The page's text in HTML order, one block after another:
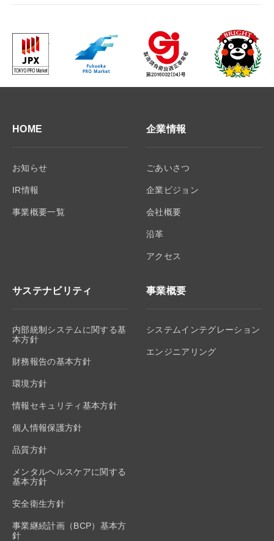
HOME
お知らせ
IR情報
事業概要一覧
企業情報
ごあいさつ
企業ビジョン
会社概要
沿革
アクセス
サステナビリティ
内部統制システムに関する基
本方針
財務報告の基本方針
環境方針
情報セキュリティ基本方針
個人情報保護方針
品質方針
メンタルヘルスケアに関する
基本方針
安全衛生方針
事業継続計画（BCP）基本方
針
事業概要
システムインテグレーション
エンジニアリング